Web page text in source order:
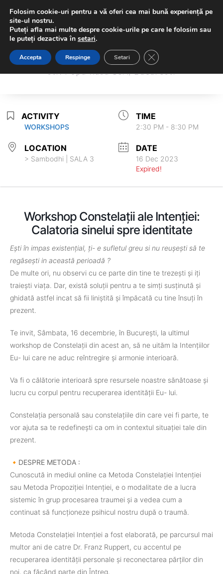
Sambodhi Studio
str. Popa Rusu 16A, Bucuresti
Sambodhi Studio
ACTIVITY
WORKSHOPS
TIME
2:30 PM - 8:30 PM
LOCATION
> Sambodhi | SALA 3
DATE
16 Dec 2023
Expired!
Workshop Constelații ale Intenției:
Calatoria sinelui spre identitate
Ești în impas existențial, ți- e sufletul greu si nu reușești să te
regăsești in această perioadă ?
De multe ori, nu observi cu ce parte din tine te trezești și iți
traiești viața. Dar, există soluții pentru a te simți susținută și
ghidată astfel incat să fii liniștită și împăcată cu tine însuți în
prezent.
Te invit, Sâmbata, 16 decembrie, în București, la ultimul
workshop de Constelații din acest an, să ne uităm la Intențiilor
Eu- lui care ne aduc reîntregire și armonie interioară.
Va fi o călătorie interioară spre resursele noastre sănătoase și
lucru cu corpul pentru recuperarea identității Eu- lui.
Constelația personală sau constelațiile din care vei fi parte, te
vor ajuta sa te redefinești ca om in contextul situației tale din
prezent.
🔸️DESPRE METODA :
Cunoscută in mediul online ca Metoda Constelației Intenției
sau Metoda Propoziției Intenției, e o modalitate de a lucra
sistemic în grup procesarea traumei și a vedea cum a
continuat să funcționeze psihicul nostru după o traumă.
Metoda Constelației Intenției a fost elaborată, pe parcursul mai
multor ani de catre Dr. Franz Ruppert, cu accentul pe
recuperarea identității personale și reconectarea părților din
noi, ca făcând parte din Întreg.
Folosim cookie-uri pentru a vă oferi cea mai bună experiență pe
site-ul nostru.
Puteți afla mai multe despre cookie-urile pe care le folosim sau
le puteți dezactiva în setari.
Accepta Respinge Setari Close GDPR Cookie